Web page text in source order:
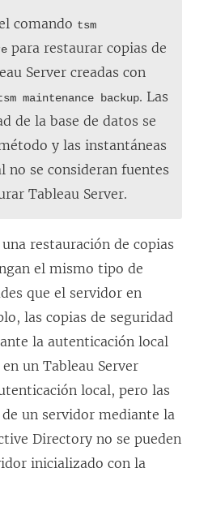
comando tsm
para restaurar copias de
Server creadas con
maintenance backup. Las
de la base de datos se
y las instantáneas
no se consideran fuentes
Tableau Server.
restauración de copias
el mismo tipo de
que el servidor en
las copias de seguridad
la autenticación local
un Tableau Server
local, pero las
un servidor mediante la
Directory no se pueden
inicializado con la